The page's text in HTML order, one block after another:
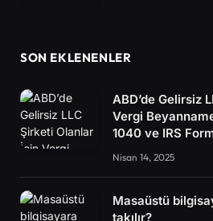
SON EKLENENLER
ABD’de Gelirsiz
Vergi
1040 ve IRS
Nisan 14, 2025
Masaüstü
takılır?